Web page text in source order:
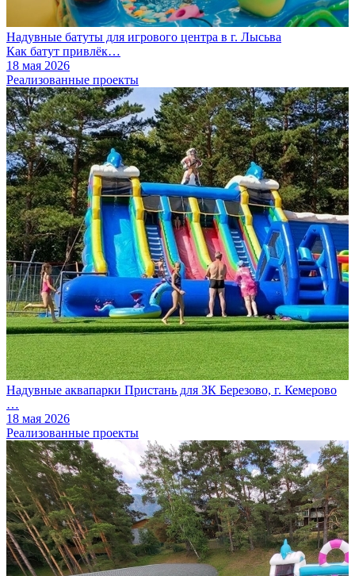
Надувные батуты для игрового центра в г. Лысьва
Как батут привлёк…
18 мая 2026
Реализованные проекты
Надувные аквапарки Пристань для ЗК Березово, г. Кемерово
…
18 мая 2026
Реализованные проекты